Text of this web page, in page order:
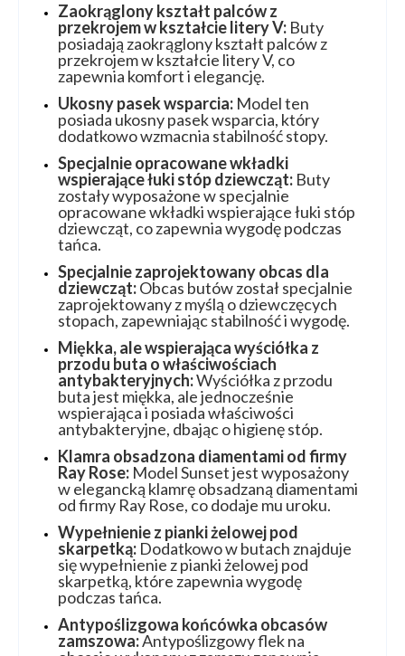
Zaokrąglony kształt palców z
przekrojem w kształcie litery V: Buty
posiadają zaokrąglony kształt palców z
przekrojem w kształcie litery V, co
zapewnia komfort i elegancję.
Ukosny pasek wsparcia: Model ten
posiada ukosny pasek wsparcia, który
dodatkowo wzmacnia stabilność stopy.
Specjalnie opracowane wkładki
wspierające łuki stóp dziewcząt: Buty
zostały wyposażone w specjalnie
opracowane wkładki wspierające łuki stóp
dziewcząt, co zapewnia wygodę podczas
tańca.
Specjalnie zaprojektowany obcas dla
dziewcząt:Obcas butów został specjalnie
zaprojektowany z myślą o dziewczęcych
stopach, zapewniając stabilność i wygodę.
Miękka, ale wspierająca wyściółka z
przodu buta o właściwościach
antybakteryjnych:Wyściółka z przodu
buta jest miękka, ale jednocześnie
wspierająca i posiada właściwości
antybakteryjne, dbając o higienę stóp.
Klamra obsadzona diamentami od firmy
Ray Rose: Model Sunset jest wyposażony
w elegancką klamrę obsadzaną diamentami
od firmy Ray Rose, co dodaje mu uroku.
Wypełnienie z pianki żelowej pod
skarpetką: Dodatkowo w butach znajduje
się wypełnienie z pianki żelowej pod
skarpetką, które zapewnia wygodę
podczas tańca.
Antypoślizgowa końcówka obcasów
zamszowa:Antypoślizgowy flek na